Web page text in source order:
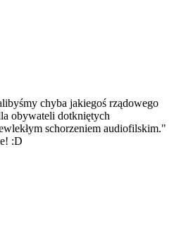
chyba jakiegoś rządowego
obywateli dotkniętych
schorzeniem audiofilskim."
:D